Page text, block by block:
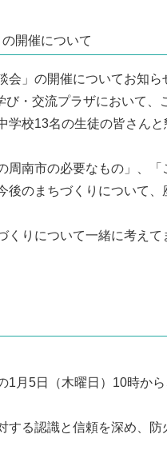
開催について
」の開催についてお知ら
・交流プラザにおいて、
校13名の生徒の皆さんと
南市の必要なもの」、「
後のまちづくりについて、
くりについて一緒に考えて
1月5日（木曜日）10時か
する認識と信頼を深め、防